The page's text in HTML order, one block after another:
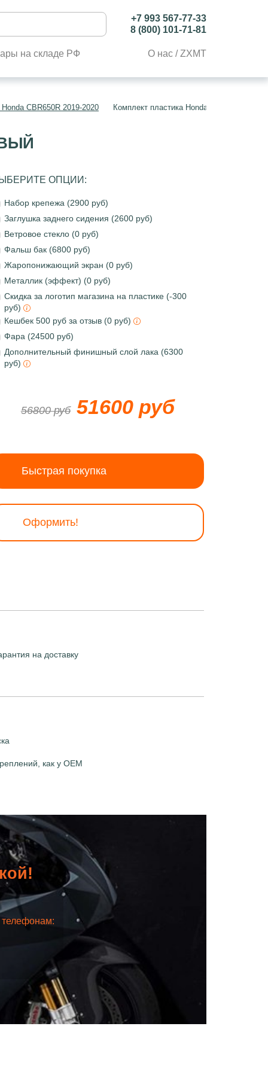
+7 993 567-77-33
8 (800) 101-71-81
на складе РФ О нас / ZXMT
CBR650R 2019-2020 Комплект пластика Honda CBR650R
ОПЦИИ:
Набор крепежа (2900 руб)
Заглушка заднего сидения (2600 руб)
Ветровое стекло (0 руб)
Фальш бак (6800 руб)
Жаропонижающий экран (0 руб)
Металлик (эффект) (0 руб)
Скидка за логотип магазина на пластике (-300
руб)
Кешбек 500 руб за отзыв (0 руб)
Фара (24500 руб)
Дополнительный финишный слой лака (6300
руб)
56800 руб 51600 руб
Быстрая покупка
Оформить!
на доставку
как у OEM
телефонам: